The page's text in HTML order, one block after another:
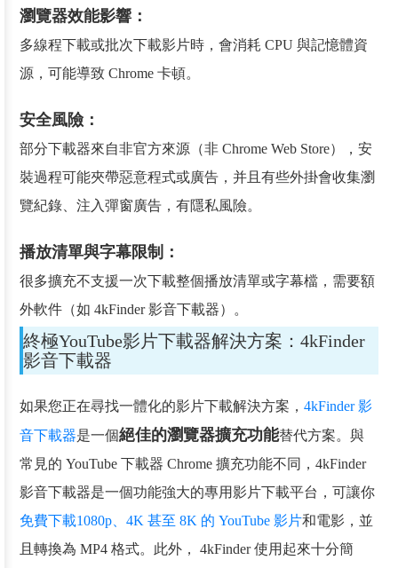
瀏覽器效能影響：
多線程下載或批次下載影片時，會消耗 CPU 與記憶體資
源，可能導致 Chrome 卡頓。
安全風險：
部分下載器來自非官方來源（非 Chrome Web Store），安
裝過程可能夾帶惡意程式或廣告，并且有些外掛會收集瀏
覽紀錄、注入彈窗廣告，有隱私風險。
播放清單與字幕限制：
很多擴充不支援一次下載整個播放清單或字幕檔，需要額
外軟件（如 4kFinder 影音下載器）。
終極YouTube影片下載器解決方案：4kFinder
影音下載器
如果您正在尋找一體化的影片下載解決方案，4kFinder 影
音下載器是一個絕佳的瀏覽器擴充功能替代方案。與
常見的 YouTube 下載器 Chrome 擴充功能不同，4kFinder
影音下載器是一個功能強大的專用影片下載平台，可讓你
免費下載1080p、4K 甚至 8K 的 YouTube 影片和電影，並
且轉換為 MP4 格式。此外， 4kFinder 使用起來十分簡